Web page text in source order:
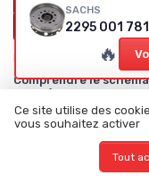
•
05/
Comprendre le
boîte à fusibles du
Berlingo
SACHS
🔥
Ce site utilise des
vous souhaitez activer
Tout